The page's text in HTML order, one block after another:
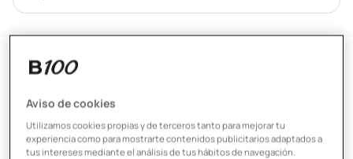
Lo más destacado
¿Puedo usar Bizum con B100?
Aviso de cookies
Utilizamos cookies propias y de terceros tanto para mejorar tu
experiencia como para mostrarte contenidos publicitarios adaptados a
tus intereses mediante el análisis de tus hábitos de navegación.